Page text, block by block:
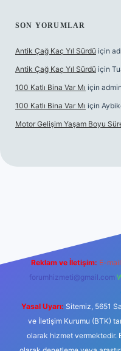
SON YORUMLAR
Antik Çağ Kaç Yıl Sürdü için
Antik Çağ Kaç Yıl Sürdü için
100 Katlı Bina Var Mı için admin
100 Katlı Bina Var Mı için
Motor Gelişim Yaşam Boyu
Reklam ve İletişim: E-
forumhizmeti@gmail.com
Yasal Uyarı: Sitemiz, 5651
ve İletişim Kurumu (BTK)
olarak hizmet vermektedir.